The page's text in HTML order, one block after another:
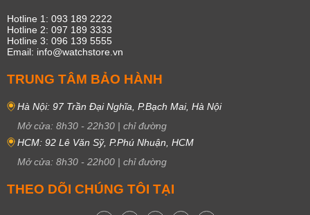
Hotline 1: 093 189 2222
Hotline 2: 097 189 3333
Hotline 3: 096 139 5555
Email: info@watchstore.vn
TRUNG TÂM BẢO HÀNH
Hà Nội: 97 Trần Đại Nghĩa, P.Bạch Mai, Hà Nội
Mở cửa: 8h30 - 22h30 | chỉ đường
HCM: 92 Lê Văn Sỹ, P.Phú Nhuận, HCM
Mở cửa: 8h30 - 22h00 | chỉ đường
THEO DÕI CHÚNG TÔI TẠI